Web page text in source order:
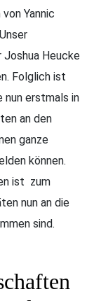
Yannic
Joshua Heucke
Folglich ist
nun erstmals in
an den
ganze
können.
ist zum
nun an die
sind.